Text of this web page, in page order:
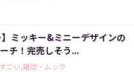
】ミッキー&ミニーデザインの
チ！完売しそう...
ごい,雑誌・ムック